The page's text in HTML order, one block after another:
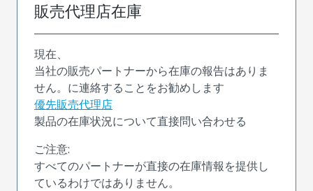
販売代理店在庫
現在、
当社の販売パートナーから在庫の報告はありま
せん。に連絡することをお勧めします
優先販売代理店
製品の在庫状況について直接問い合わせる
ご注意:
すべてのパートナーが直接の在庫情報を提供し
ているわけではありません。